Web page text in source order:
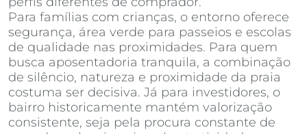
Para famílias com crianças, o entorno oferece
segurança, área verde para passeios e escolas
de qualidade nas proximidades. Para quem
busca aposentadoria tranquila, a combinação
de silêncio, natureza e proximidade da praia
costuma ser decisiva. Já para investidores, o
bairro historicamente mantém valorização
consistente, seja pela procura constante de